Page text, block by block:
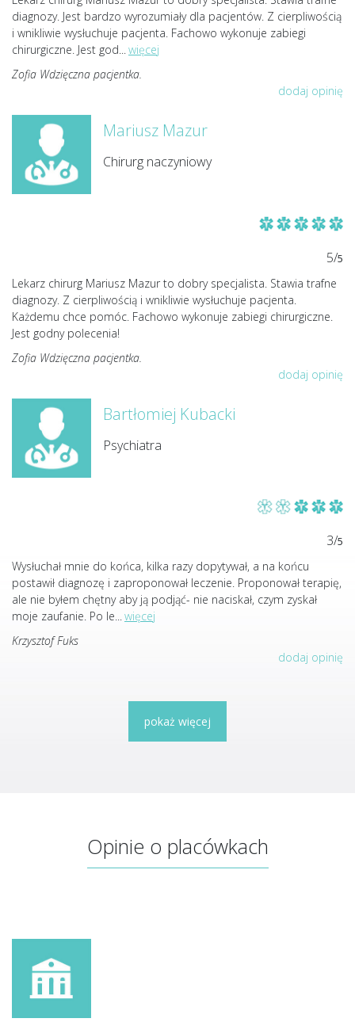
diagnozy. Jest bardzo wyrozumiały dla pacjentów. Z cierpliwością
i wnikliwie wysłuchuje pacjenta. Fachowo wykonuje zabiegi
chirurgiczne. Jest god
więcej
Zofia Wdzięczna pacjentka.
dodaj opinię
Mariusz Mazur
Chirurg naczyniowy
5/5
Lekarz chirurg Mariusz Mazur to dobry specjalista. Stawia trafne
diagnozy. Z cierpliwością i wnikliwie wysłuchuje pacjenta.
Każdemu chce pomóc. Fachowo wykonuje zabiegi chirurgiczne.
Jest godny polecenia!
Zofia Wdzięczna pacjentka.
dodaj opinię
Bartłomiej Kubacki
Psychiatra
3/5
Wysłuchał mnie do końca, kilka razy dopytywał, a na końcu
postawił diagnozę i zaproponował leczenie. Proponował terapię,
ale nie byłem chętny aby ją podjąć- nie naciskał, czym zyskał
moje zaufanie. Po le...więcej
Krzysztof Fuks
dodaj opinię
pokaż więcej
Opinie o placówkach